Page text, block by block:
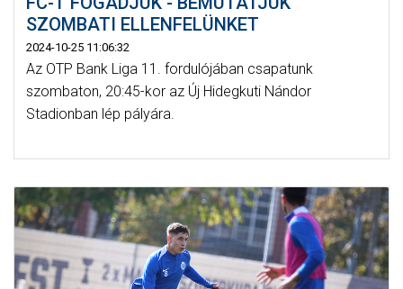
SZOMBATI ELLENFELÜNKET
2024-10-25 11:06:32
Az OTP Bank Liga 11. fordulójában csapatunk
szombaton, 20:45-kor az Új Hidegkuti Nándor
Stadionban lép pályára.